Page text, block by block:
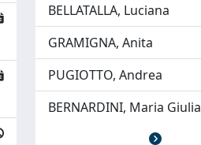
BELLATALLA, Luciana
GRAMIGNA, Anita
PUGIOTTO, Andrea
BERNARDINI, Maria Giulia